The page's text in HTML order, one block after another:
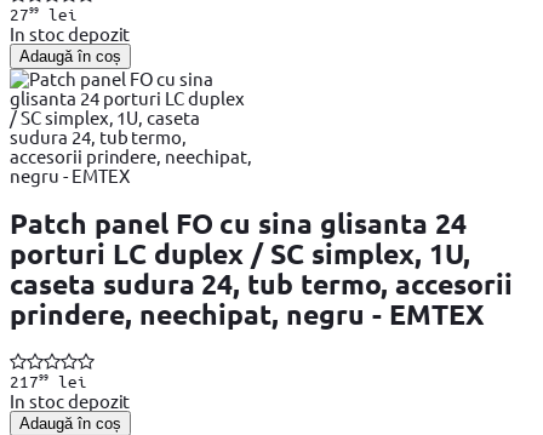
2799lei
In stoc depozit
Adaugă în coș
Patch panel FO cu sina glisanta 24
porturi LC duplex / SC simplex, 1U,
caseta sudura 24, tub termo, accesorii
prindere, neechipat, negru - EMTEX
21799lei
In stoc depozit
Adaugă în coș